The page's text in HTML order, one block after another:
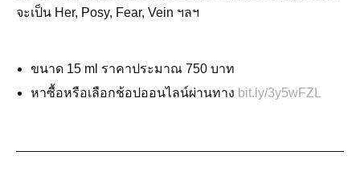
จะเป็น Her, Posy, Fear, Vein ฯลฯ
ขนาด 15 ml ราคาประมาณ 750 บาท
หาซื้อหรือเลือกช้อปออนไลน์ผ่านทาง bit.ly/3y5wFZL